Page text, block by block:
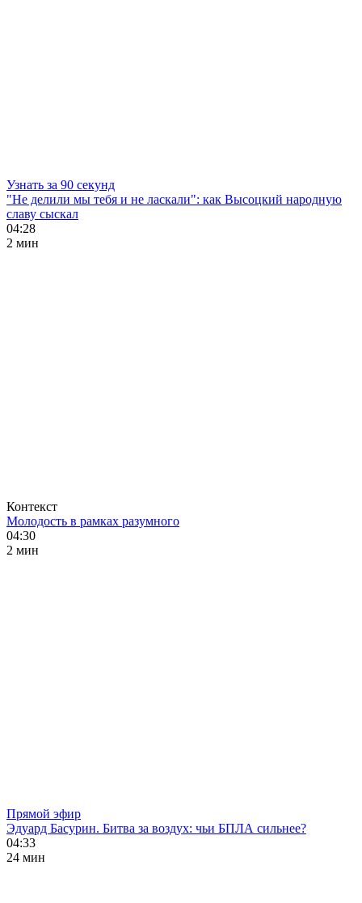
Узнать за 90 секунд
"Не делили мы тебя и не ласкали": как Высоцкий народную
славу сыскал
04:28
2 мин
Контекст
Молодость в рамках разумного
04:30
2 мин
Прямой эфир
Эдуард Басурин. Битва за воздух: чьи БПЛА сильнее?
04:33
24 мин